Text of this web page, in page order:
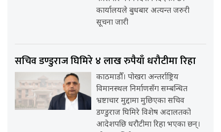
कार्यालयले बुधबार अत्यन्त जरुरी
सूचना जारी
सचिव डण्डुराज घिमिरे ४ लाख रुपैयाँ धरौटीमा रिहा
काठमाडौँ। पोखरा अन्तर्राष्ट्रिय
विमानस्थल निर्माणसँग सम्बन्धित
भ्रष्टाचार मुद्दामा मुछिएका सचिव
डण्डुराज घिमिरे विशेष अदालतको
आदेशपछि धरौटीमा रिहा भएका छन्।